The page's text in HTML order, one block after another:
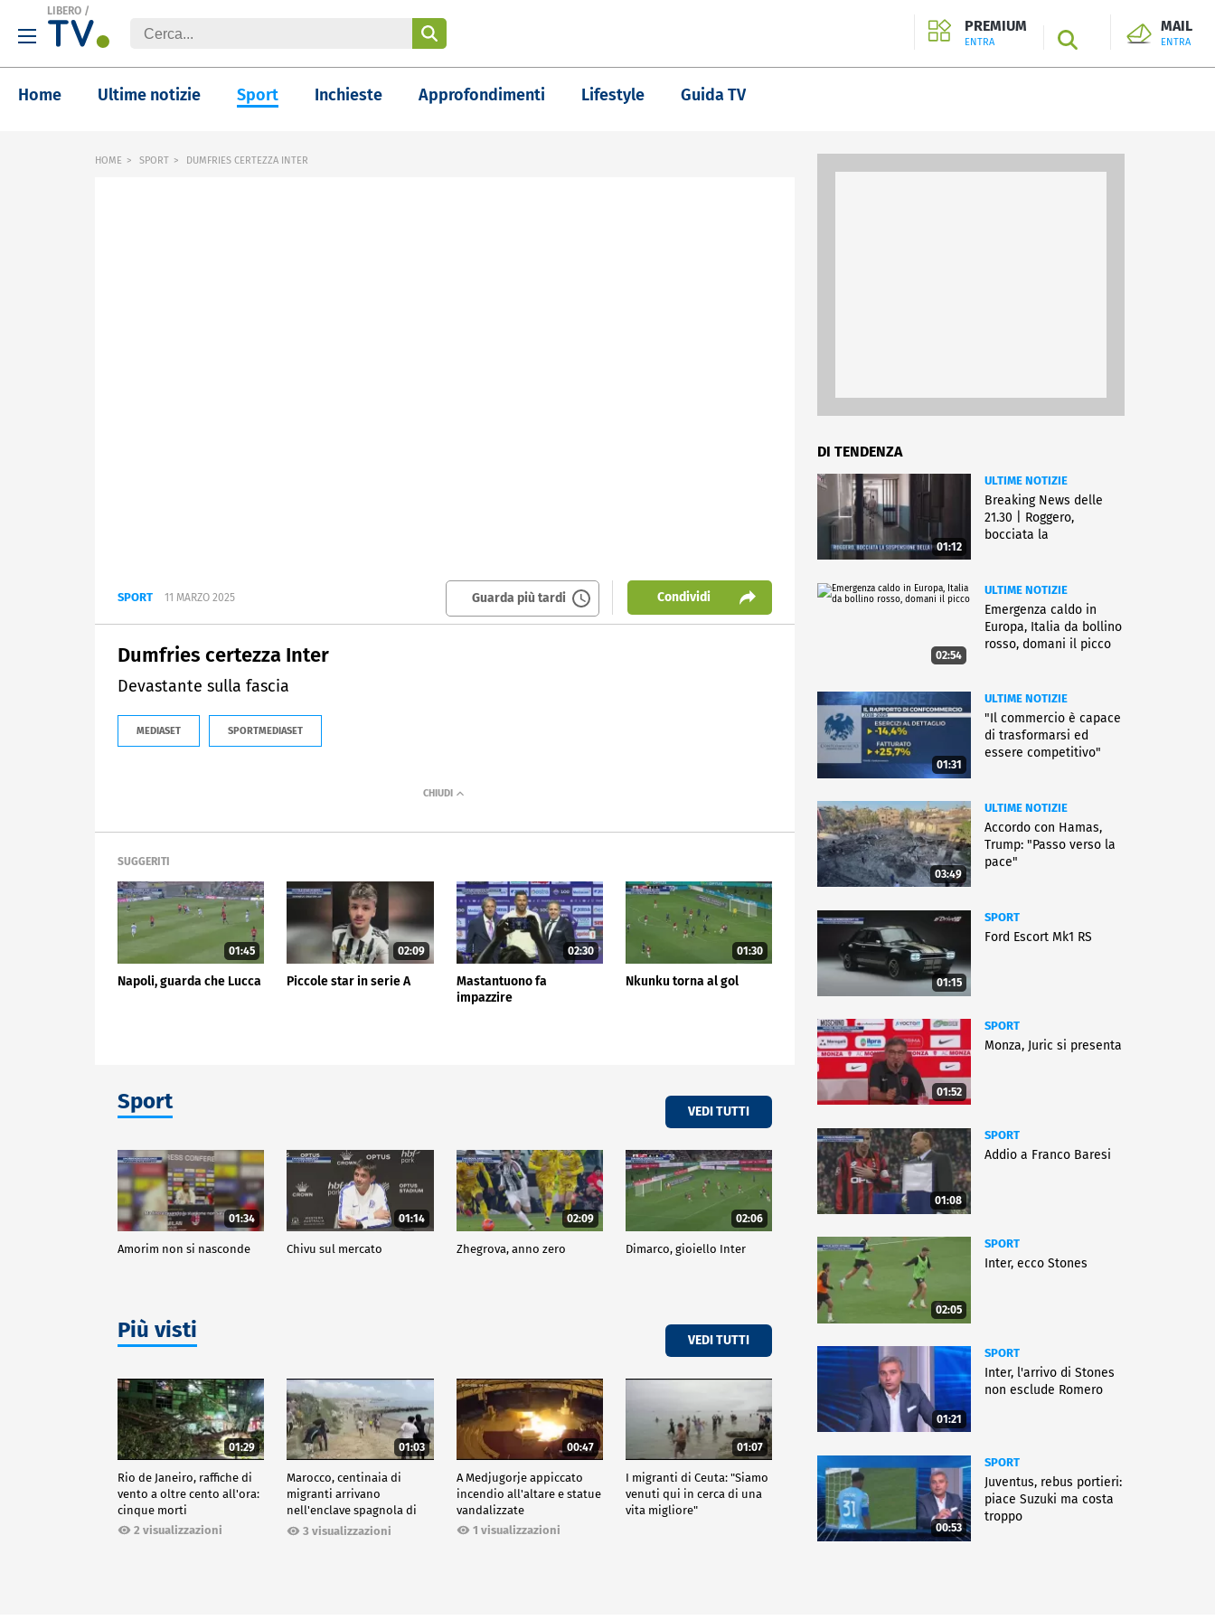
LIBERO /
PREMIUM
ENTRA SEARCH
MAIL
ENTRA
Home Ultime notizie Sport Inchieste Approfondimenti Lifestyle Guida TV
HOME SPORT DUMFRIES CERTEZZA INTER
SPORT 11 MARZO 2025 Guarda più tardi Condividi
Dumfries certezza Inter
Devastante sulla fascia
MEDIASET SPORTMEDIASET
SUGGERITI
01:45
Napoli, guarda che Lucca
02:09
Piccole star in serie A
02:30
Mastantuono fa
impazzire
01:30
Nkunku torna al gol
Sport VEDI TUTTI
01:34
Amorim non si nasconde
01:14
Chivu sul mercato
02:09
Zhegrova, anno zero
02:06
Dimarco, gioiello Inter
Più visti VEDI TUTTI
01:29
Rio de Janeiro, raffiche di
vento a oltre cento all'ora:
cinque morti
2 visualizzazioni
01:03
Marocco, centinaia di
migranti arrivano
nell'enclave spagnola di
Ceuta3 visualizzazioni
00:47
A Medjugorje appiccato
incendio all'altare e statue
vandalizzate
1 visualizzazioni
01:07
I migranti di Ceuta: "Siamo
venuti qui in cerca di una
vita migliore"
DI TENDENZA
01:12
ULTIME NOTIZIE
Breaking News delle
21.30 | Roggero,
bocciata la
02:54
ULTIME NOTIZIE
Emergenza caldo in
Europa, Italia da bollino
rosso, domani il picco
01:31
ULTIME NOTIZIE
"Il commercio è capace
di trasformarsi ed
essere competitivo"
03:49
ULTIME NOTIZIE
Accordo con Hamas,
Trump: "Passo verso la
pace"
01:15
SPORT
Ford Escort Mk1 RS
01:52
SPORT
Monza, Juric si presenta
01:08
SPORT
Addio a Franco Baresi
02:05
SPORT
Inter, ecco Stones
01:21
SPORT
Inter, l'arrivo di Stones
non esclude Romero
00:53
SPORT
Juventus, rebus portieri:
piace Suzuki ma costa
troppo